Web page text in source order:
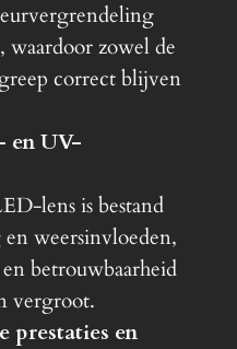
waardoor zowel de
correct blijven
en UV-
lens is bestand
weersinvloeden,
betrouwbaarheid
vergroot.
prestaties en